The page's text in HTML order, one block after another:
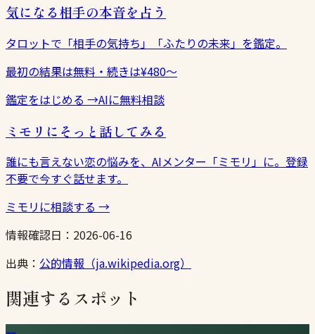
気になる相手の本音を占う
タロットで「相手の気持ち」「ふたりの未来」を鑑定。
最初の結果は無料・続きは¥480〜
鑑定をはじめる →AIに無料相談
ミモリにそっと話してみる
誰にも言えない恋の悩みを、AIメンター「ミモリ」に。登録
不要で今すぐ話せます。
ミモリに相談する →
情報確認日： 2026-06-16
出典： 公的情報（ja.wikipedia.org）
関連するスポット